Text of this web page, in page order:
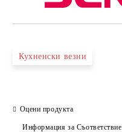
Кухненски везни
Оцени продукта
Информация за Съответствие